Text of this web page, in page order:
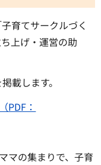
育てサークルづく
上げ・運営の助
載します。
PDF：
マの集まりで、子育